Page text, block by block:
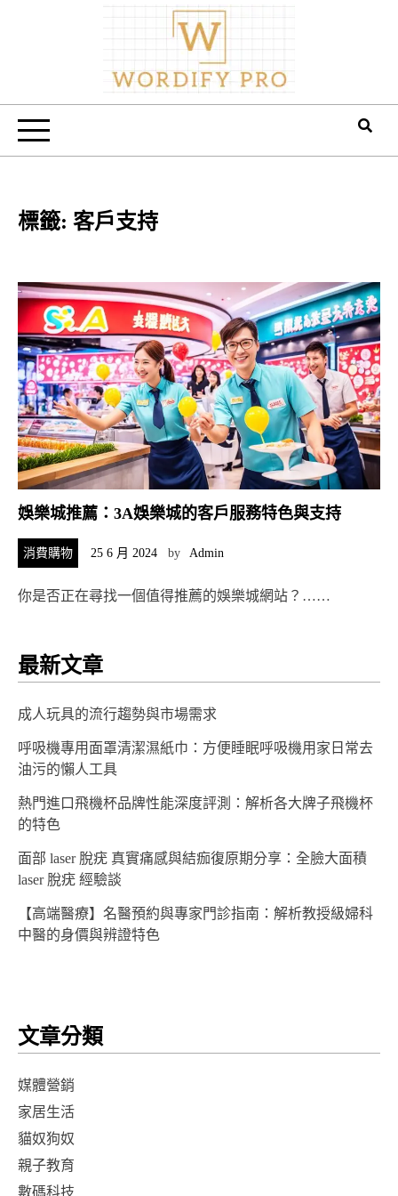
Wordify Pro
標籤: 客戶支持
娛樂城推薦：3A娛樂城的客戶服務特色與支持
消費購物 25 6 月 2024 by Admin
你是否正在尋找一個值得推薦的娛樂城網站？……
最新文章
成人玩具的流行趨勢與市場需求
呼吸機專用面罩清潔濕紙巾：方便睡眠呼吸機用家日常去
油污的懶人工具
熱門進口飛機杯品牌性能深度評測：解析各大牌子飛機杯
的特色
面部 laser 脫疣 真實痛感與結痂復原期分享：全臉大面積
laser 脫疣 經驗談
【高端醫療】名醫預約與專家門診指南：解析教授級婦科
中醫的身價與辨證特色
文章分類
媒體營銷
家居生活
貓奴狗奴
親子教育
數碼科技